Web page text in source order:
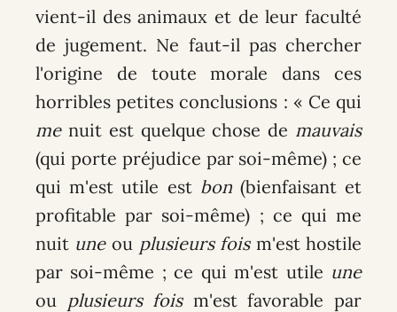
vient-il des animaux et de leur faculté
de jugement. Ne faut-il pas chercher
l'origine de toute morale dans ces
horribles petites conclusions : « Ce qui
menuit est quelque chose de mauvais
(qui porte préjudice par soi-même) ; ce
qui m'est utile est bon(bienfaisant et
profitable par soi-même) ; ce qui me
nuit uneou plusieurs foism'est hostile
par soi-même ; ce qui m'est utile une
ou plusieurs foism'est favorable par